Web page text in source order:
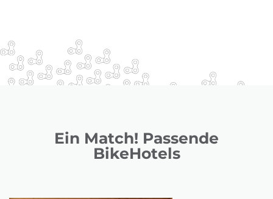
Ein Match! Passende
BikeHotels